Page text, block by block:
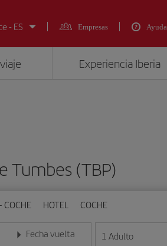
- ES
Empresas Ayuda
Experiencia Iberia
Tumbes (TBP)
COCHE HOTEL COCHE
en formato día/mes/año
Fecha vuelta
Introduce la fecha en formato día/mes/año
1 Adulto